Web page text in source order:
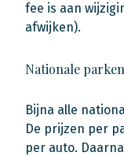
fee is aan
afwijken).
Nationale parken
Bijna alle
De prijzen per
per auto.